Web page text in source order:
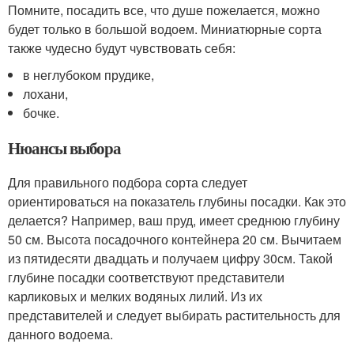
Помните, посадить все, что душе пожелается, можно
будет только в большой водоем. Миниатюрные сорта
также чудесно будут чувствовать себя:
в неглубоком прудике,
лохани,
бочке.
Нюансы выбора
Для правильного подбора сорта следует
ориентироваться на показатель глубины посадки. Как это
делается? Например, ваш пруд, имеет среднюю глубину
50 см. Высота посадочного контейнера 20 см. Вычитаем
из пятидесяти двадцать и получаем цифру 30см. Такой
глубине посадки соответствуют представители
карликовых и мелких водяных лилий. Из их
представителей и следует выбирать растительность для
данного водоема.